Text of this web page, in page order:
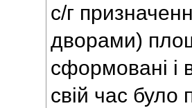
с/г
дворами)
сформовані і
свій час було